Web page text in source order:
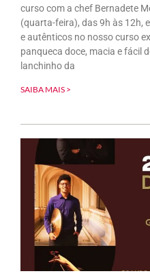
curso com a chef Bernadete
(quarta-feira), das 9h às 12h,
e autênticos no nosso curso
panqueca doce, macia e fácil
lanchinho da
SAIBA MAIS >